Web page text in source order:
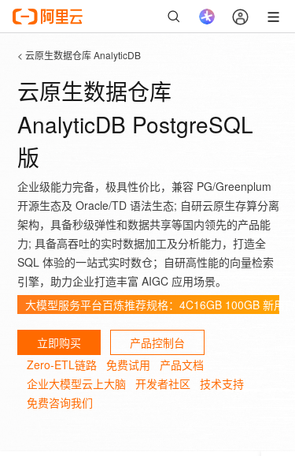
< 云原生数据仓库 AnalyticDB
云原生数据仓库
AnalyticDB PostgreSQL
版
企业级能力完备，极具性价比，兼容 PG/Greenplum
开源生态及 Oracle/TD 语法生态; 自研云原生存算分离
架构，具备秒级弹性和数据共享等国内领先的产品能
力; 具备高吞吐的实时数据加工及分析能力，打造全
SQL 体验的一站式实时数仓；自研高性能的向量检索
引擎，助力企业打造丰富 AIGC 应用场景。
大模型服务平台百炼推荐规格：4C16GB 100GB 新用
立即购买
产品控制台
Zero-ETL链路 免费试用
产品文档
企业大模型云上大脑 开发者社区
技术支持
免费咨询我们